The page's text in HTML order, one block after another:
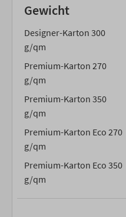
Gewicht
Designer-Karton 300
g/qm
Premium-Karton 270
g/qm
Premium-Karton 350
g/qm
Premium-Karton Eco 270
g/qm
Premium-Karton Eco 350
g/qm